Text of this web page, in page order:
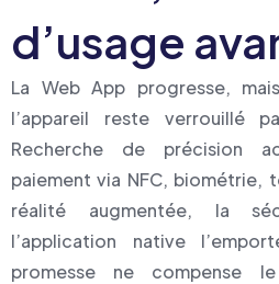
d’usage
La Web App progresse,
l’appareil reste verrouillé
Recherche de précision
paiement via NFC,
réalité augmentée, la
l’application native
promesse ne compense